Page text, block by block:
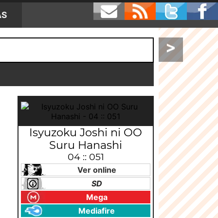
>
Isyuzoku Joshi ni OO
Suru Hanashi
04 :: 051
Ver online
SD
Mega
Mediafire